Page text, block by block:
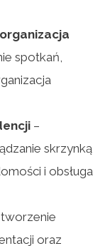
spotkań,
–
skrzynką
i obsługa
tworzenie
oraz